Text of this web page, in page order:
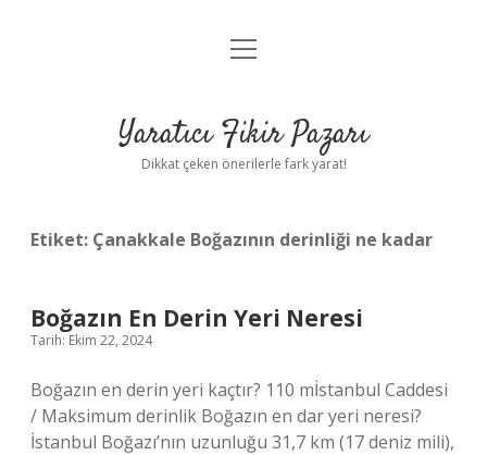
Anasayfa
Yasal Uyarı
menüyü
Yaratıcı Fikir Pazarı
Dikkat çeken önerilerle fark yarat!
Etiket: Çanakkale Boğazının derinliği ne kadar
Boğazın En Derin Yeri Neresi
Tarih: Ekim 22, 2024
Boğazın en derin yeri kaçtır? 110 mİstanbul Caddesi
/ Maksimum derinlik Boğazın en dar yeri neresi?
İstanbul Boğazı’nın uzunluğu 31,7 km (17 deniz mili),